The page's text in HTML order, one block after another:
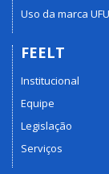
Uso da marca UFU
FEELT
Institucional
Equipe
Legislação
Serviços